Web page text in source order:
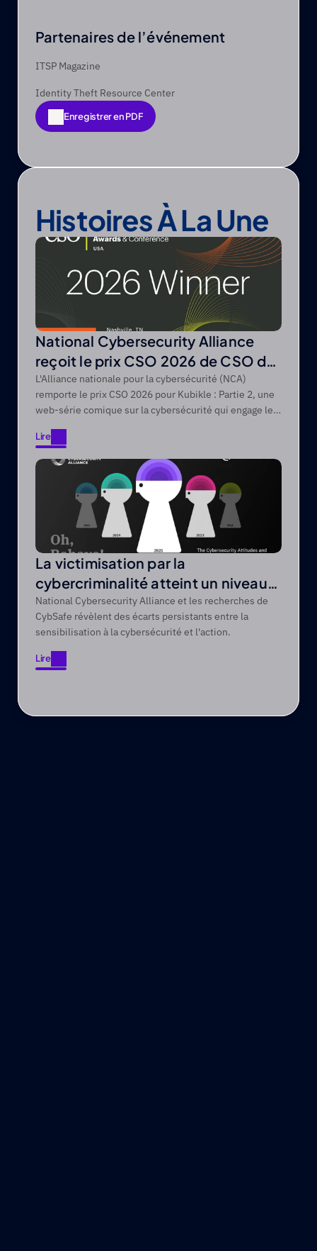
Partenaires de l’événement
ITSP Magazine
Identity Theft Resource Center
Enregistrer en PDF
Enregistrer en PDF
Histoires À La Une
National Cybersecurity Alliance
reçoit le prix CSO 2026 de CSO de
Foundry
L'Alliance nationale pour la cybersécurité (NCA)
remporte le prix CSO 2026 pour Kubikle : Partie 2, une
web-série comique sur la cybersécurité qui engage les
le divertissement.
Lire
Lire
La victimisation par la
cybercriminalité atteint un niveau
record de 44 % sur une période de
cinq ans
National Cybersecurity Alliance et les recherches de
CybSafe révèlent des écarts persistants entre la
sensibilisation à la cybersécurité et l'action.
Lire
Lire